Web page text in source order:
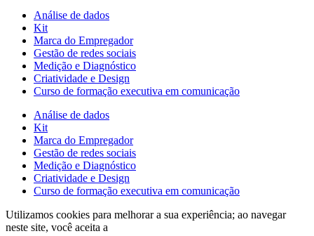
Análise de dados
Kit
Marca do Empregador
Gestão de redes sociais
Medição e Diagnóstico
Criatividade e Design
Curso de formação executiva em comunicação
Análise de dados
Kit
Marca do Empregador
Gestão de redes sociais
Medição e Diagnóstico
Criatividade e Design
Curso de formação executiva em comunicação
Utilizamos cookies para melhorar a sua experiência; ao navegar
neste site, você aceita a